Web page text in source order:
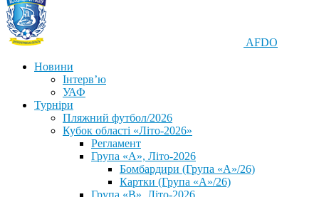
AFDO
Новини
Інтерв’ю
УАФ
Турніри
Пляжний футбол/2026
Кубок області «Літо-2026»
Регламент
Група «А», Літо-2026
Бомбардири (Група «А»/26)
Картки (Група «А»/26)
Група «В», Літо-2026